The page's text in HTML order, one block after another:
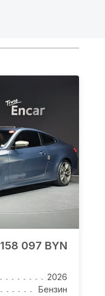
158 097 BYN
2026
Бензин